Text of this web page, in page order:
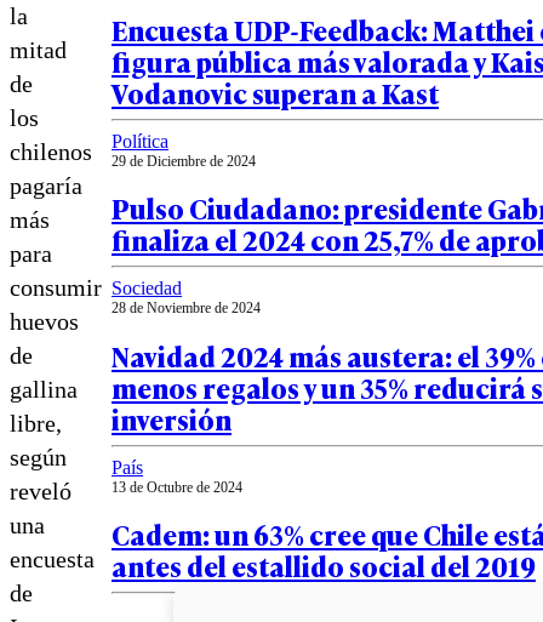
la
mitad
de
los
chilenos
pagaría
más
para
consumir
huevos
de
gallina
libre,
según
reveló
una
encuesta
de
Encuesta UDP-Feedback: Matthei
figura pública más valorada y
Vodanovic superan a Kast
Política
29 de Diciembre de 2024
Pulso Ciudadano: presidente
finaliza el 2024 con 25,7% de
Sociedad
28 de Noviembre de 2024
Navidad 2024 más austera: el
menos regalos y un 35% reducirá
inversión
País
13 de Octubre de 2024
Cadem: un 63% cree que Chile
antes del estallido social del 2019